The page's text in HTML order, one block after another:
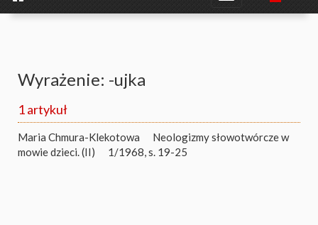
Wyrażenie: -ujka
1 artykuł
Maria Chmura-Klekotowa
Neologizmy słowotwórcze w
mowie dzieci. (II)
1/1968, s. 19-25